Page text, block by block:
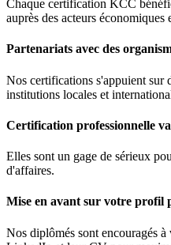
Chaque certification KCC
auprès des acteurs économiques
Partenariats avec des
Nos certifications s'appuient sur
institutions locales et
Certification professionnelle
Elles sont un gage de sérieux
d'affaires.
Mise en avant sur votre profil
Nos diplômés sont encouragés